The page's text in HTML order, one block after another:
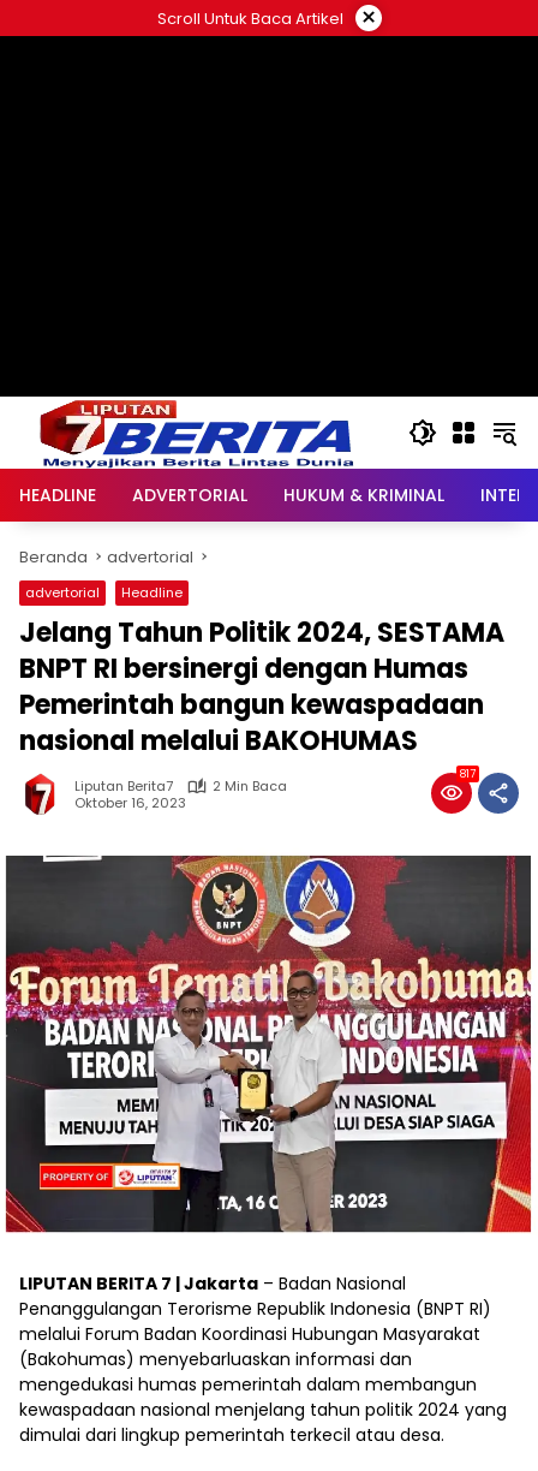
ke
Scroll Untuk Baca Artikel ×
HEADLINE ADVERTORIAL HUKUM & KRIMINAL
Beranda advertorial
advertorial Headline
Jelang Tahun Politik 2024, SESTAMA
BNPT RI bersinergi dengan Humas
Pemerintah bangun kewaspadaan
nasional melalui BAKOHUMAS
Liputan Berita7
2 Min Baca
Oktober 16, 2023
817
LIPUTAN BERITA 7 | Jakarta – Badan Nasional
Penanggulangan Terorisme Republik Indonesia (BNPT RI)
melalui Forum Badan Koordinasi Hubungan Masyarakat
(Bakohumas) menyebarluaskan informasi dan
mengedukasi humas pemerintah dalam membangun
kewaspadaan nasional menjelang tahun politik 2024 yang
dimulai dari lingkup pemerintah terkecil atau desa.